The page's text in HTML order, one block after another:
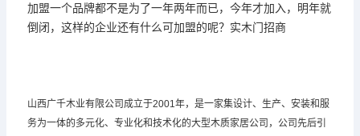
加盟一个品牌都不是为了一年两年而已，今年才加入，明年就
倒闭，这样的企业还有什么可加盟的呢？实木门招商
山西广千木业有限公司成立于2001年，是一家集设计、生产、安装和服
务为一体的多元化、专业化和技术化的大型木质家居公司，公司先后引